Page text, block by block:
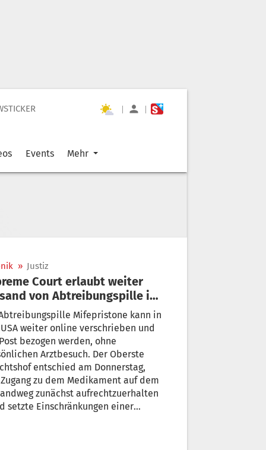
| |
Events Mehr
» Justiz
Court erlaubt weiter
von Abtreibungspille in
USA
Mifepristone kann in
weiter online verschrieben und
bezogen werden, ohne
Arztbesuch. Der Oberste
entschied am Donnerstag,
zu dem Medikament auf dem
zunächst aufrechtzuerhalten
setzte Einschränkungen einer